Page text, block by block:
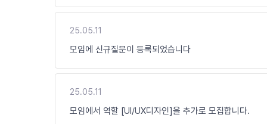
25.05.11
모임에 신규질문이 등록되었습니다
25.05.11
모임에서 역할 [UI/UX디자인]을 추가로 모집합니다.